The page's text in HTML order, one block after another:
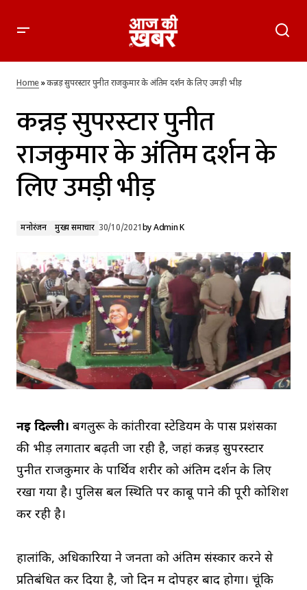
कन्नड़ सुपरस्टार पुनीत राजकुमार के अंतिम दर्शन के लिए उमड़ी भीड़
Home»कन्नड़ सुपरस्टार पुनीत राजकुमार के अंतिम दर्शन के लिए उमड़ी भीड़
कन्नड़ सुपरस्टार पुनीत
राजकुमार के अंतिम दर्शन के
लिए उमड़ी भीड़
मनोरंजन मुख्य समाचार 30/10/2021byAdmin K
नई दिल्ली। बेंगलुरू के कांतीरवा स्टेडियम के पास प्रशंसकों
की भीड़ लगातार बढ़ती जा रही है, जहां कन्नड़ सुपरस्टार
पुनीत राजकुमार के पार्थिव शरीर को अंतिम दर्शन के लिए
रखा गया है। पुलिस बल स्थिति पर काबू पाने की पूरी कोशिश
कर रही है।
हालांकि, अधिकारियों ने जनता को अंतिम संस्कार करने से
प्रतिबंधित कर दिया है, जो दिन में दोपहर बाद होगा। चूंकि